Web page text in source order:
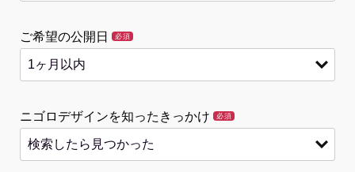
ご希望の公開日 必須
ニゴロデザインを知ったきっかけ 必須